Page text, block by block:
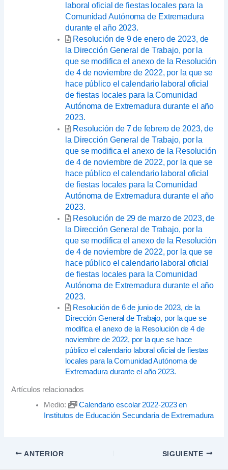
laboral oficial de fiestas locales para la
Comunidad Autónoma de Extremadura
durante el año 2023.
Resolución de 9 de enero de 2023, de
la Dirección General de Trabajo, por la
que se modifica el anexo de la Resolución
de 4 de noviembre de 2022, por la que se
hace público el calendario laboral oficial
de fiestas locales para la Comunidad
Autónoma de Extremadura durante el año
2023.
Resolución de 7 de febrero de 2023, de
la Dirección General de Trabajo, por la
que se modifica el anexo de la Resolución
de 4 de noviembre de 2022, por la que se
hace público el calendario laboral oficial
de fiestas locales para la Comunidad
Autónoma de Extremadura durante el año
2023.
Resolución de 29 de marzo de 2023, de
la Dirección General de Trabajo, por la
que se modifica el anexo de la Resolución
de 4 de noviembre de 2022, por la que se
hace público el calendario laboral oficial
de fiestas locales para la Comunidad
Autónoma de Extremadura durante el año
2023.
Resolución de 6 de junio de 2023, de la
Dirección General de Trabajo, por la que se
modifica el anexo de la Resolución de 4 de
noviembre de 2022, por la que se hace
público el calendario laboral oficial de fiestas
locales para la Comunidad Autónoma de
Extremadura durante el año 2023.
Artículos relacionados
Medio:
Calendario escolar 2022-2023 en
Institutos de Educación Secundaria de Extremadura
ANTERIOR SIGUIENTE